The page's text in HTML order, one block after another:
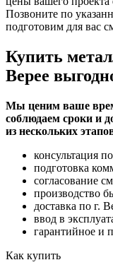
Позвоните по
подготовим для вас
Купить
Верее
Мы ценим ваше
соблюдаем сроки и
из нескольких
консультация
подготовка
согласование
производство
доставка по г.
ввод в
гарантийное и
Как купить